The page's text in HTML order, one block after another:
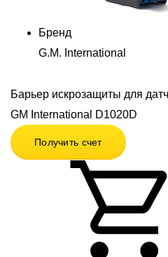
Бренд
G.M. International
Барьер искрозащиты для
GM International D1020D
Получить счет